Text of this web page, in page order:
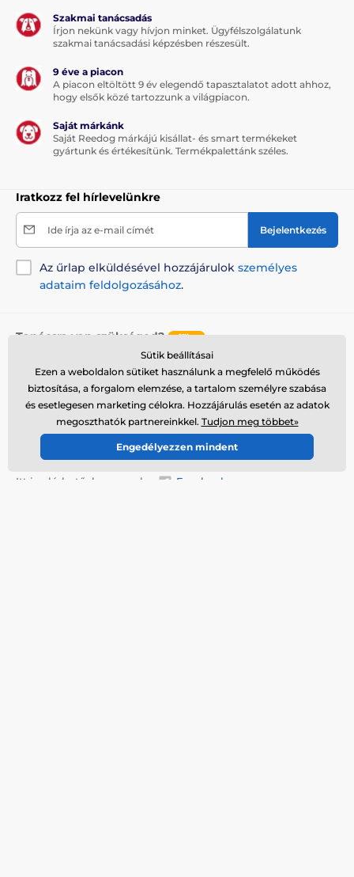
Szakmai tanácsadás
Írjon nekünk vagy hívjon minket. Ügyfélszolgálatunk
szakmai tanácsadási képzésben részesült.
9 éve a piacon
A piacon eltöltött 9 év elegendő tapasztalatot adott ahhoz,
hogy elsők közé tartozzunk a világpiacon.
Saját márkánk
Saját Reedog márkájú kisállat- és smart termékeket
gyártunk és értékesítünk. Termékpalettánk széles.
Iratkozz fel hírlevelünkre
Ide írja az e-mail címét Bejelentkezés
Az űrlap elküldésével hozzájárulok személyes
adataim feldolgozásához.
Tanácsra van szükséged? offline
Az ügyfélszolgálat elérhető
+36 21 300 7514
info@reedog.hu
Hol találsz bennünket
Itt is elérhetőek vagyunk:: Facebook
Sütik beállításai
Ezen a weboldalon sütiket használunk a megfelelő működés
biztosítása, a forgalom elemzése, a tartalom személyre szabása
és esetlegesen marketing célokra. Hozzájárulás esetén az adatok
megoszthatók partnereinkkel. Tudjon meg többet»
Engedélyezzen mindent